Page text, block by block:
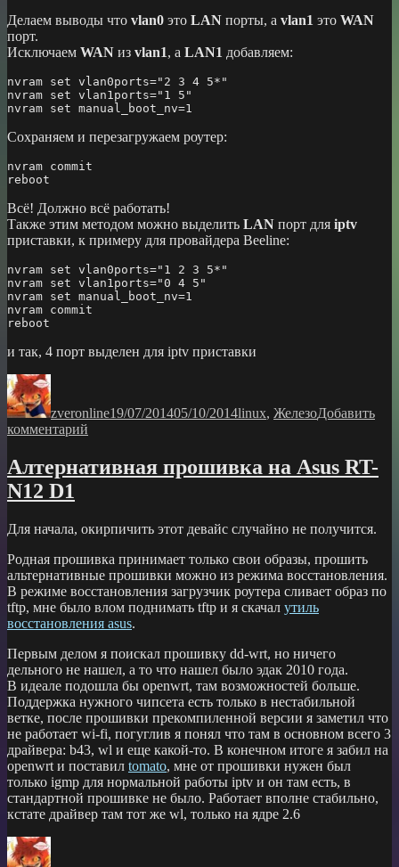
Делаем выводы что vlan0 это LAN порты, а vlan1 это WAN
порт.
Исключаем WAN из vlan1, а LAN1 добавляем:
nvram set vlan0ports="2 3 4 5*"
nvram set vlan1ports="1 5"
nvram set manual_boot_nv=1
Сохраняем и перезагружаем роутер:
nvram commit
reboot
Всё! Должно всё работать!
Также этим методом можно выделить LAN порт для iptv
приставки, к примеру для провайдера Beeline:
nvram set vlan0ports="1 2 3 5*"
nvram set vlan1ports="0 4 5"
nvram set manual_boot_nv=1
nvram commit
reboot
и так, 4 порт выделен для iptv приставки
zveronline19/07/201405/10/2014linux, ЖелезоДобавить
комментарий
на
Алтернативная прошивка на Asus RT-
N12 D1
Для начала, окирпичить этот девайс случайно не получится.
Родная прошивка принимает только свои образы, прошить
альтернативные прошивки можно из режима восстановления.
В режиме восстановления загрузчик роутера сливает образ по
tftp, мне было влом поднимать tftp и я скачал утиль
восстановления asus.
Первым делом я поискал прошивку dd-wrt, но ничего
дельного не нашел, а то что нашел было эдак 2010 года.
В идеале подошла бы openwrt, там возможностей больше.
Поддержка нужного чипсета есть только в нестабильной
ветке, после прошивки прекомпиленной версии я заметил что
не работает wi-fi, погуглив я понял что там в основном всего 3
драйвера: b43, wl и еще какой-то. В конечном итоге я забил на
openwrt и поставил tomato, мне от прошивки нужен был
только igmp для нормальной работы iptv и он там есть, в
стандартной прошивке не было. Работает вполне стабильно,
кстате драйвер там тот же wl, только на ядре 2.6